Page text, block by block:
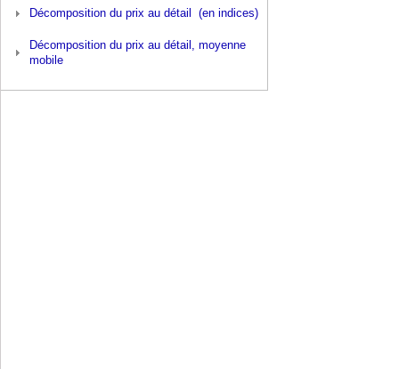
Décomposition du prix au détail (en indices)
Décomposition du prix au détail, moyenne
mobile